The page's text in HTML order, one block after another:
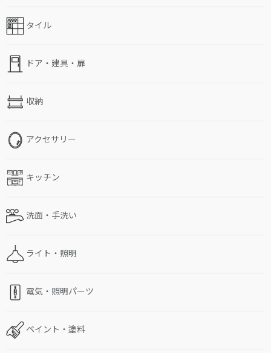
タイル
ドア・建具・扉
収納
アクセサリー
キッチン
洗面・手洗い
ライト・照明
電気・照明パーツ
ペイント・塗料